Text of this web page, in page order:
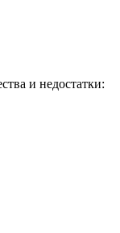
и недостатки: